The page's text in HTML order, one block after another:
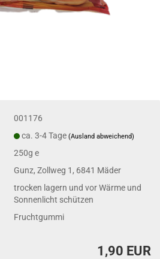
001176
ca. 3-4 Tage(Ausland abweichend)
250g e
Gunz, Zollweg 1, 6841 Mäder
trocken lagern und vor Wärme und
Sonnenlicht schützen
Fruchtgummi
1,90 EUR